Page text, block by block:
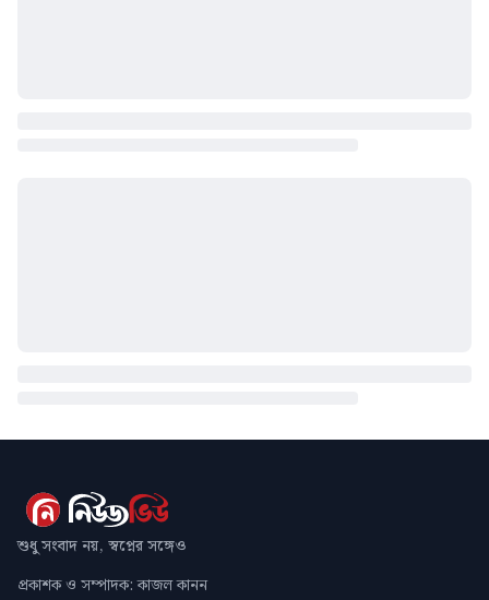
শুধু সংবাদ নয়, স্বপ্নের সঙ্গেও
প্রকাশক ও সম্পাদক: কাজল কানন